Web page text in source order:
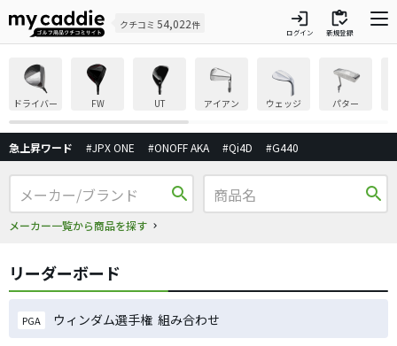
クチコミ 54,022件 login
ログイン
inventory
新規登録
ドライバー FW UT アイアン ウェッジ パター
急上昇ワード #JPX ONE #ONOFF AKA #Qi4D #G440
search
メーカー一覧から商品を探す
search
リーダーボード
PGA ウィンダム選手権 組み合わせ